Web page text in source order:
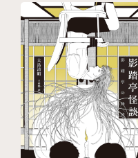
人的關係。1958年，
立他「學生作家」的文
1963年，大江的妻子
延元年的足球》便是以
谷崎潤一郎大獎。
念逐步引進小說創作中
書除獲第十一屆新潮文